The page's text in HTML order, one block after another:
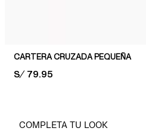
CARTERA CRUZADA PEQUEÑA
PRICE:
S/ 79.95
COMPLETA TU LOOK